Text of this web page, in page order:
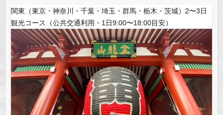
o
k
p
関東（東京・神奈川・千葉・埼玉・群馬・栃木・茨城）2〜3日
観光コース（公共交通利用・1日9:00〜18:00目安）